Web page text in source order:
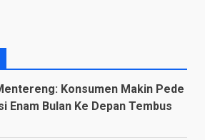
Konsumen Makin Pede
Enam Bulan Ke Depan Tembus